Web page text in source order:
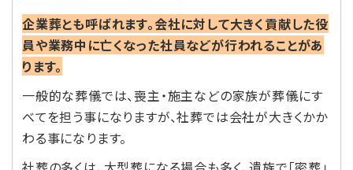
企業葬とも呼ばれます。会社に対して大きく貢献した役
員や業務中に亡くなった社員などが行われることがあ
ります。
一般的な葬儀では、喪主・施主などの家族が葬儀にす
べてを担う事になりますが、社葬では会社が大きくかか
わる事になります。